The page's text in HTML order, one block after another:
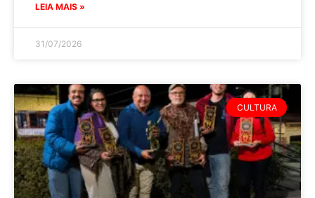
LEIA MAIS »
31/07/2026
CULTURA